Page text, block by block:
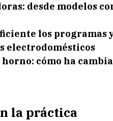
desde modelos
los programas
electrodomésticos
cómo ha
la práctica